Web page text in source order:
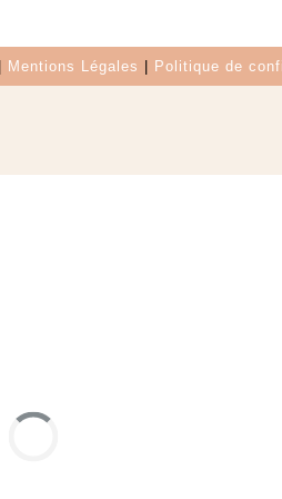
Mentions Légales Politique de